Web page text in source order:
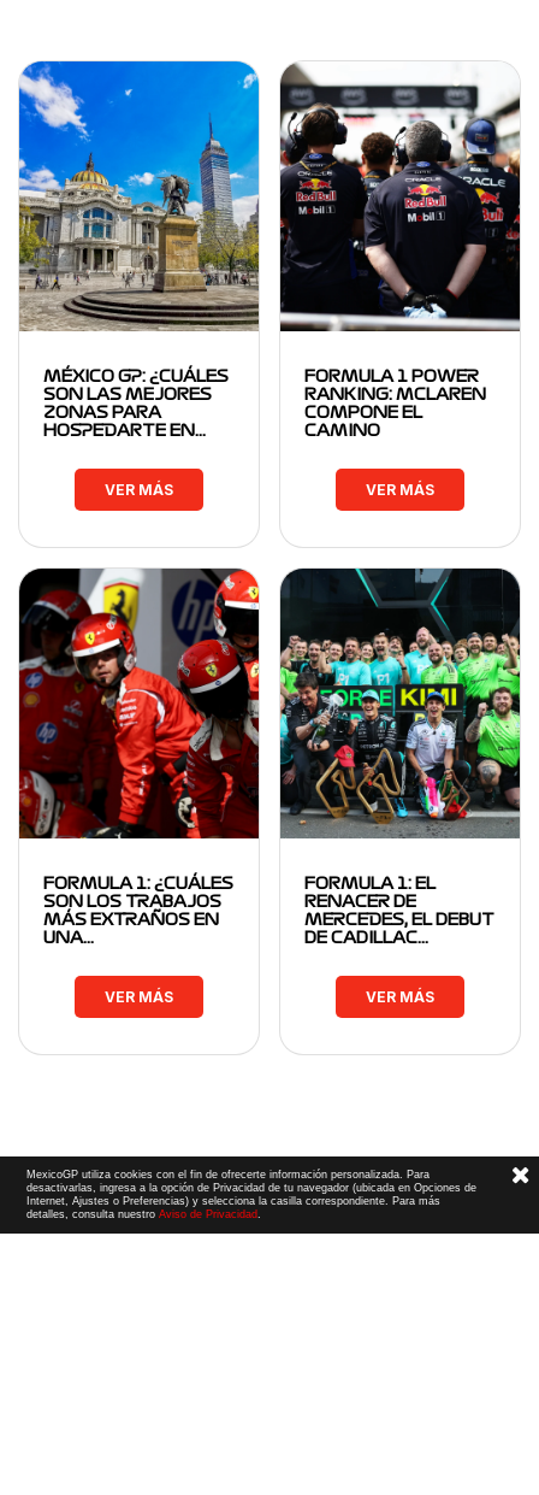
MÉXICO GP: ¿CUÁLES
SON LAS MEJORES
ZONAS PARA
HOSPEDARTE EN…
VER MÁS
FORMULA 1 POWER
RANKING: MCLAREN
COMPONE EL
CAMINO
VER MÁS
FORMULA 1: ¿CUÁLES
SON LOS TRABAJOS
MÁS EXTRAÑOS EN
UNA…
VER MÁS
FORMULA 1: EL
RENACER DE
MERCEDES, EL DEBUT
DE CADILLAC…
VER MÁS
MexicoGP utiliza cookies con el fin de ofrecerte información personalizada. Para
desactivarlas, ingresa a la opción de Privacidad de tu navegador (ubicada en Opciones de
Internet, Ajustes o Preferencias) y selecciona la casilla correspondiente. Para más
detalles, consulta nuestroAviso de Privacidad.